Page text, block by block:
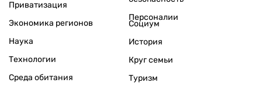
Приватизация
Экономика регионов
Персоналии
Наука
Технологии
Среда обитания
Социум
История
Круг семьи
Туризм